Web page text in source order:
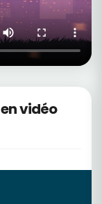
vidéo